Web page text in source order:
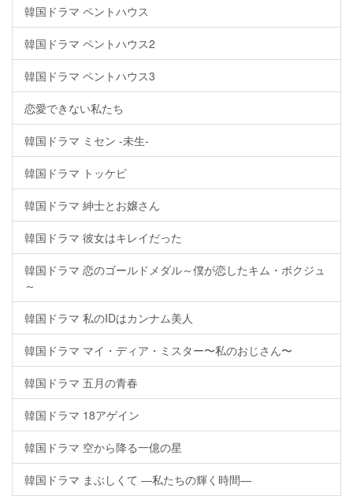
韓国ドラマ ペントハウス
韓国ドラマ ペントハウス2
韓国ドラマ ペントハウス3
恋愛できない私たち
韓国ドラマ ミセン -未生-
韓国ドラマ トッケビ
韓国ドラマ 紳士とお嬢さん
韓国ドラマ 彼女はキレイだった
韓国ドラマ 恋のゴールドメダル～僕が恋したキム・ボクジュ
～
韓国ドラマ 私のIDはカンナム美人
韓国ドラマ マイ・ディア・ミスター〜私のおじさん〜
韓国ドラマ 五月の青春
韓国ドラマ 18アゲイン
韓国ドラマ 空から降る一億の星
韓国ドラマ まぶしくて ―私たちの輝く時間―